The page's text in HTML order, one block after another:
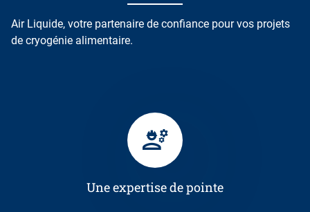
Air Liquide, votre partenaire de confiance pour vos projets
de cryogénie alimentaire.
Une expertise de pointe